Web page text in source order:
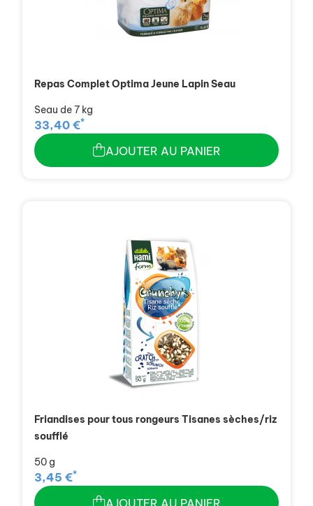
Repas Complet Optima Jeune Lapin Seau
Seau de 7 kg
33,40 €*
AJOUTER AU PANIER
Friandises pour tous rongeurs Tisanes sèches/riz
soufflé
50 g
3,45 €*
AJOUTER AU PANIER